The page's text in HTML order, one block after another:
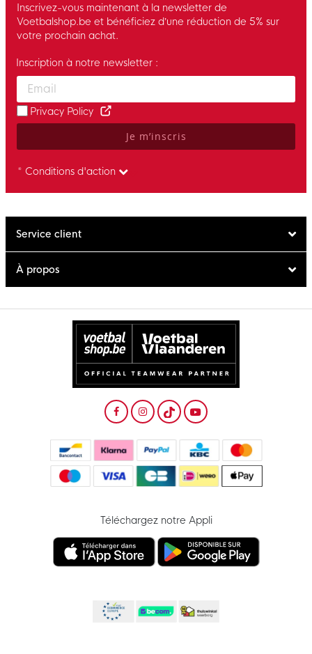
Inscrivez-vous maintenant à la newsletter de
Voetbalshop.be et bénéficiez d’une réduction de 5% sur
votre prochain achat.
Enter your email and accept the privacy policy to subscribe to
Inscription à notre newsletter :
Privacy Policy
Je m’inscris
* Conditions d'action
Service client
À propos
Téléchargez notre Appli